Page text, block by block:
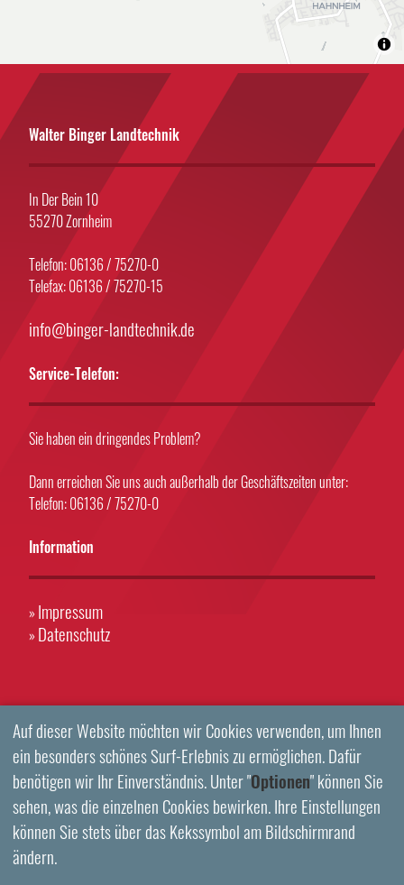
Walter Binger Landtechnik
In Der Bein 10
55270 Zornheim
Telefon: 06136 / 75270-0
Telefax: 06136 / 75270-15
info@binger-landtechnik.de
Service-Telefon:
Sie haben ein dringendes Problem?
Dann erreichen Sie uns auch außerhalb der Geschäftszeiten unter:
Telefon: 06136 / 75270-0
Information
» Impressum
» Datenschutz
Auf dieser Website möchten wir Cookies verwenden, um Ihnen
ein besonders schönes Surf-Erlebnis zu ermöglichen. Dafür
benötigen wir Ihr Einverständnis. Unter "Optionen" können Sie
sehen, was die einzelnen Cookies bewirken. Ihre Einstellungen
können Sie stets über das Kekssymbol am Bildschirmrand
ändern.